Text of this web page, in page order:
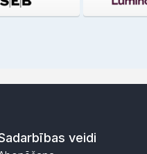
veidi